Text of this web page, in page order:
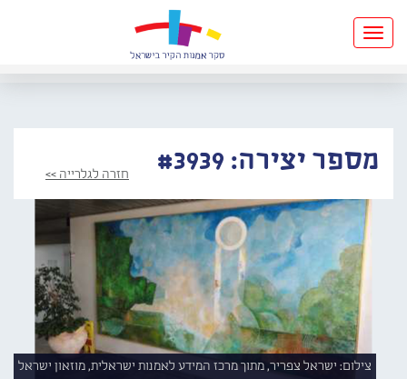
Toggle
navigation
מספר יצירה: #3939 חזרה לגלרייה >>
צילום: ישראל צפריר, מתוך מרכז המידע לאמנות ישראלית, מוזאון ישראל